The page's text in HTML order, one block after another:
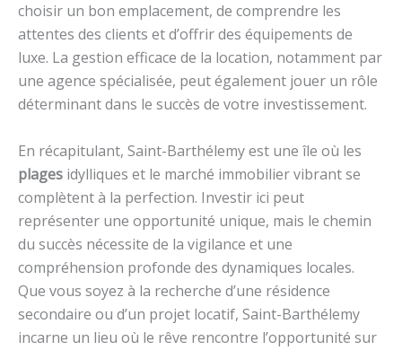
choisir un bon emplacement, de comprendre les
attentes des clients et d’offrir des équipements de
luxe. La gestion efficace de la location, notamment par
une agence spécialisée, peut également jouer un rôle
déterminant dans le succès de votre investissement.
En récapitulant, Saint-Barthélemy est une île où les
plages idylliques et le marché immobilier vibrant se
complètent à la perfection. Investir ici peut
représenter une opportunité unique, mais le chemin
du succès nécessite de la vigilance et une
compréhension profonde des dynamiques locales.
Que vous soyez à la recherche d’une résidence
secondaire ou d’un projet locatif, Saint-Barthélemy
incarne un lieu où le rêve rencontre l’opportunité sur